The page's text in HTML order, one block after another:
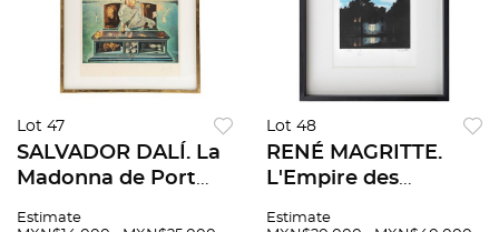
Lot 47
SALVADOR DALÍ. La
Madonna de Port
Estimate
Lot 48
RENÉ MAGRITTE.
L'Empire des
Estimate